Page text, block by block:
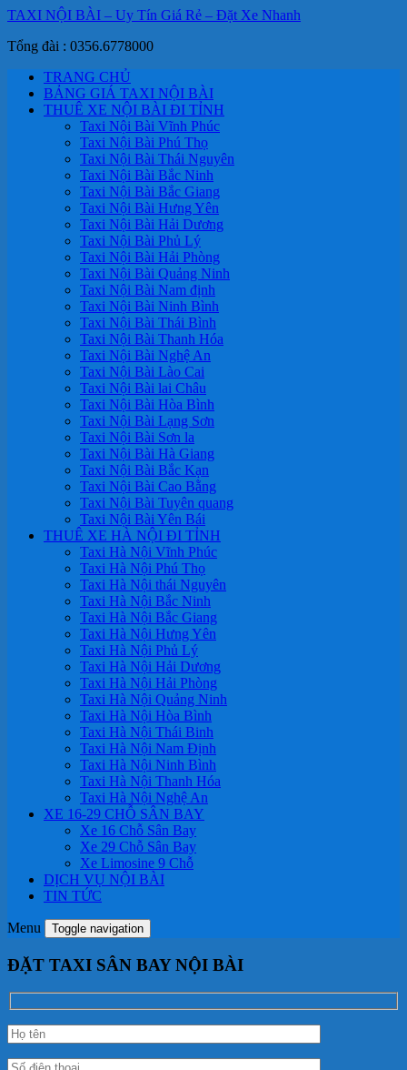
TAXI NỘI BÀI – Uy Tín Giá Rẻ – Đặt Xe Nhanh
Tổng đài : 0356.6778000
TRANG CHỦ
BẢNG GIÁ TAXI NỘI BÀI
THUÊ XE NỘI BÀI ĐI TỈNH
Taxi Nội Bài Vĩnh Phúc
Taxi Nội Bài Phú Thọ
Taxi Nội Bài Thái Nguyên
Taxi Nội Bài Bắc Ninh
Taxi Nội Bài Bắc Giang
Taxi Nội Bài Hưng Yên
Taxi Nội Bài Hải Dương
Taxi Nội Bài Phủ Lý
Taxi Nội Bài Hải Phòng
Taxi Nội Bài Quảng Ninh
Taxi Nội Bài Nam định
Taxi Nội Bài Ninh Bình
Taxi Nội Bài Thái Bình
Taxi Nội Bài Thanh Hóa
Taxi Nội Bài Nghệ An
Taxi Nội Bài Lào Cai
Taxi Nội Bài lai Châu
Taxi Nội Bài Hòa Bình
Taxi Nội Bài Lạng Sơn
Taxi Nội Bài Sơn la
Taxi Nội Bài Hà Giang
Taxi Nội Bài Bắc Kạn
Taxi Nội Bài Cao Bằng
Taxi Nội Bài Tuyên quang
Taxi Nội Bài Yên Bái
THUÊ XE HÀ NỘI ĐI TỈNH
Taxi Hà Nội Vĩnh Phúc
Taxi Hà Nội Phú Thọ
Taxi Hà Nội thái Nguyên
Taxi Hà Nội Bắc Ninh
Taxi Hà Nội Bắc Giang
Taxi Hà Nội Hưng Yên
Taxi Hà Nội Phủ Lý
Taxi Hà Nội Hải Dương
Taxi Hà Nội Hải Phòng
Taxi Hà Nội Quảng Ninh
Taxi Hà Nội Hòa Bình
Taxi Hà Nội Thái Binh
Taxi Hà Nội Nam Định
Taxi Hà Nội Ninh Bình
Taxi Hà Nội Thanh Hóa
Taxi Hà Nội Nghệ An
XE 16-29 CHỖ SÂN BAY
Xe 16 Chỗ Sân Bay
Xe 29 Chỗ Sân Bay
Xe Limosine 9 Chỗ
DỊCH VỤ NỘI BÀI
TIN TỨC
Menu Toggle navigation
ĐẶT TAXI SÂN BAY NỘI BÀI